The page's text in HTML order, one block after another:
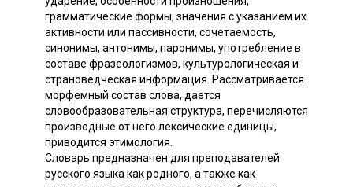
грамматические формы, значения с указанием их
активности или пассивности, сочетаемость,
синонимы, антонимы, паронимы, употребление в
составе фразеологизмов, культурологическая и
страноведческая информация. Рассматривается
морфемный состав слова, дается
словообразовательная структура, перечисляются
производные от него лексические единицы,
приводится этимология.
Словарь предназначен для преподавателей
русского языка как родного, а также как